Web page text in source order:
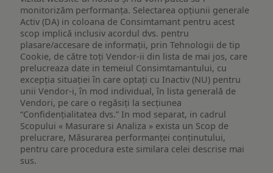
monitorizăm performanța. Selectarea opțiunii generale
Activ (DA) in coloana de Consimtamant pentru acest
scop implică inclusiv acordul dvs. pentru
plasare/accesare de informații, prin Tehnologii de tip
Cookie, de către toți Vendor-ii din lista de mai jos, care
prelucreaza date in temeiul Consimtamantului, cu
excepția situației în care optați cu Inactiv (NU) pentru
unii Vendor-i, în mod individual, în lista generală de
Vendori, pe care o regăsiți la secțiunea
“Confidențialitatea dvs.” In mod separat, in cadrul
Scopului « Masurare si Analiza » exista un Scop de
prelucrare, Măsurarea performanței conținutului,
pentru care procedura este similara celei descrise mai
sus.